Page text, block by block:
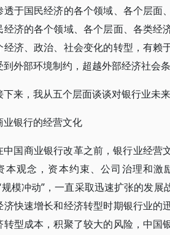
透于国民经济的各个领域、各个层面
经济的各个领域、各个层面、各类经
经济、政治、社会变化的转型，有赖
到外部环境制约，超越外部经济社会
下来，我从五个层面谈谈对银行业未来
业银行的经营文化
中国商业银行改革之前，银行业经营
本观念，资本约束、公司治理和
规模冲动”，一直采取迅速扩张的发
济快速增长和经济转型时期银行业的
转型成本，积聚了较大的风险，中国